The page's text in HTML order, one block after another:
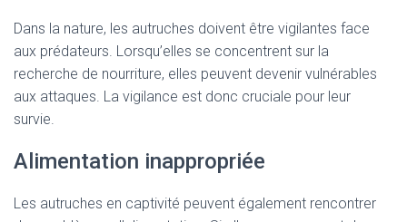
Dans la nature, les autruches doivent être vigilantes face
aux prédateurs. Lorsqu’elles se concentrent sur la
recherche de nourriture, elles peuvent devenir vulnérables
aux attaques. La vigilance est donc cruciale pour leur
survie.
Alimentation inappropriée
Les autruches en captivité peuvent également rencontrer